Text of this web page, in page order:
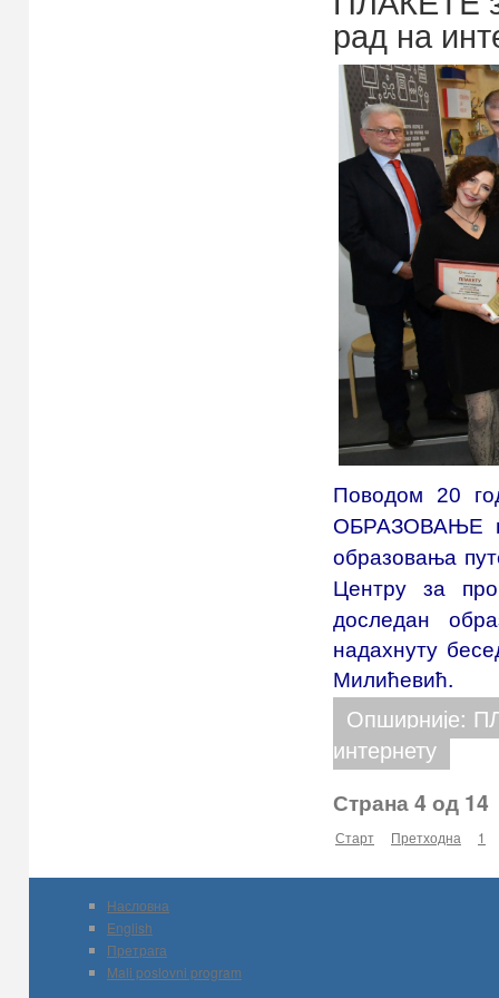
рад на
Поводом 20
ОБРАЗОВАЊЕ
образовања
Центру за
доследан
надахнуту
Милићевић.
Опширније:
интернету
Страна 4 од 14
Старт Претходна 1
Насловна
English
Претрага
Mali poslovni program